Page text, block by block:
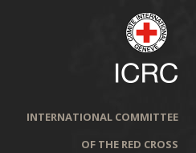
INTERNATIONAL COMMITTEE
OF THE RED CROSS